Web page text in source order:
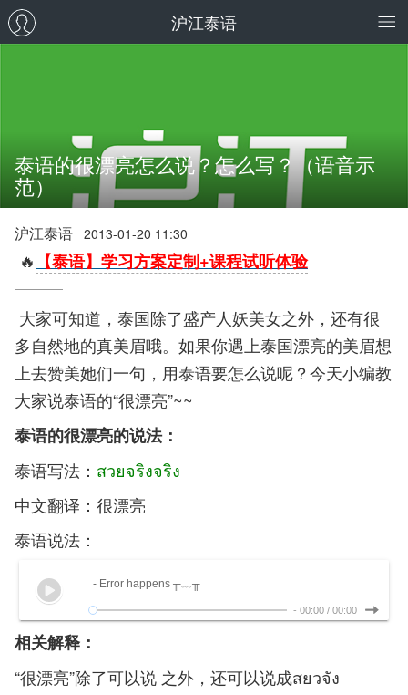
沪江泰语
泰语的很漂亮怎么说？怎么写？（语音示
范）
沪江泰语 2013-01-20 11:30
🔥 【泰语】学习方案定制+课程试听体验
大家可知道，泰国除了盛产人妖美女之外，还有很
多自然地的真美眉哦。如果你遇上泰国漂亮的美眉想
上去赞美她们一句，用泰语要怎么说呢？今天小编教
大家说泰语的“很漂亮”~~
泰语的很漂亮的说法：
泰语写法： สวยจริงจริง
中文翻译：很漂亮
泰语说法：
- Error happens ╥﹏╥
- 00:00 / 00:00
相关解释：
“很漂亮”除了可以说 之外，还可以说成สยวจัง